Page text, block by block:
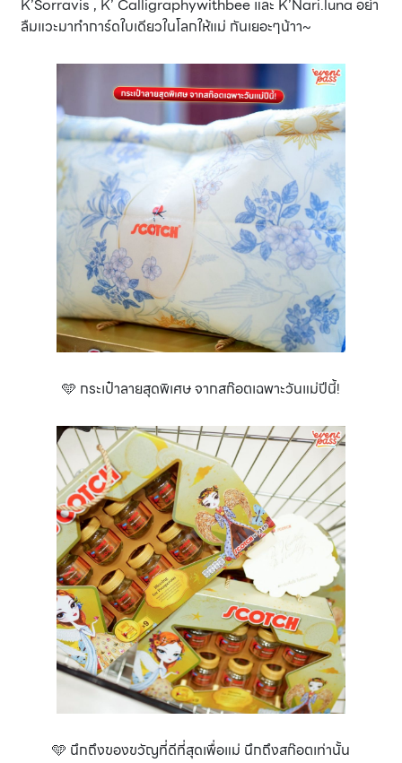
K’Sorravis , K’ Calligraphywithbee และ K’Nari.luna อย่า
ลืมแวะมาทำการ์ดใบเดียวในโลกให้แม่ กันเยอะๆน้าา~
🩵 กระเป๋าลายสุดพิเศษ จากสก๊อตเฉพาะวันแม่ปีนี้!
🩵 นึกถึงของขวัญที่ดีที่สุดเพื่อแม่ นึกถึงสก๊อตเท่านั้น